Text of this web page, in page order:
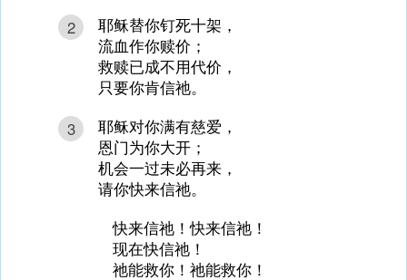
2
耶稣替你钉死十架，
流血作你赎价；
救赎已成不用代价，
只要你肯信祂。
3
耶稣对你满有慈爱，
恩门为你大开；
机会一过未必再来，
请你快来信祂。
快来信祂！快来信祂！
现在快信祂！
祂能救你！祂能救你！